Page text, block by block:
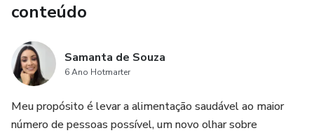
conteúdo
Samanta de Souza
6 Ano Hotmarter
Meu propósito é levar a alimentação saudável ao maior
número de pessoas possível, um novo olhar sobre